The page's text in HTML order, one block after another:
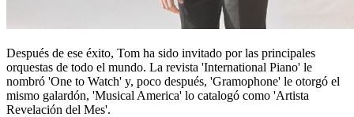
Después de ese éxito, Tom ha sido invitado por las principales
orquestas de todo el mundo. La revista 'International Piano' le
nombró 'One to Watch' y, poco después, 'Gramophone' le otorgó el
mismo galardón, 'Musical America' lo catalogó como 'Artista
Revelación del Mes'.